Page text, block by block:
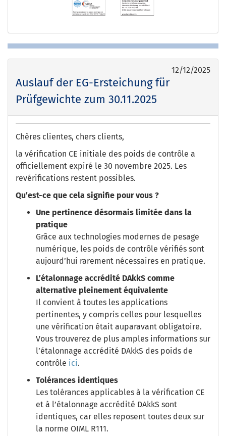
12/12/2025
Auslauf der EG-Ersteichung für
Prüfgewichte zum 30.11.2025
Chères clientes, chers clients,
la vérification CE initiale des poids de contrôle a
officiellement expiré le 30 novembre 2025. Les
revérifications restent possibles.
Qu’est-ce que cela signifie pour vous ?
Une pertinence désormais limitée dans la
pratique
Grâce aux technologies modernes de pesage
numérique, les poids de contrôle vérifiés sont
aujourd’hui rarement nécessaires en pratique.
L’étalonnage accrédité DAkkS comme
alternative pleinement équivalente
Il convient à toutes les applications
pertinentes, y compris celles pour lesquelles
une vérification était auparavant obligatoire.
Vous trouverez de plus amples informations sur
l’étalonnage accrédité DAkkS des poids de
contrôle ici.
Tolérances identiques
Les tolérances applicables à la vérification CE
et à l’étalonnage accrédité DAkkS sont
identiques, car elles reposent toutes deux sur
la norme OIML R111.